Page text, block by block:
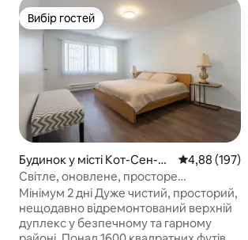
Вибір гостей
Вибір гостей
Будинок у місті Кот-Сен-Л
юк
Середня
4,88 (197)
Світле, оновлене, просторе
помешкання з 3 спальнями та
2 ванними кімнатами
Мінімум 2 дні Дуже чистий, просторий,
нещодавно відремонтований верхній
дуплекс у безпечному та гарному